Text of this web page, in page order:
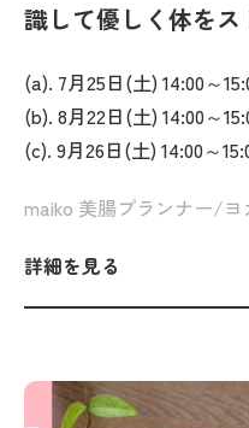
識して優しく体をス
(a). 7月25日(土) 14:00～
(b). 8月22日(土) 14:00～
(c). 9月26日(土) 14:00～
maiko 美腸プランナー/
詳細を見る